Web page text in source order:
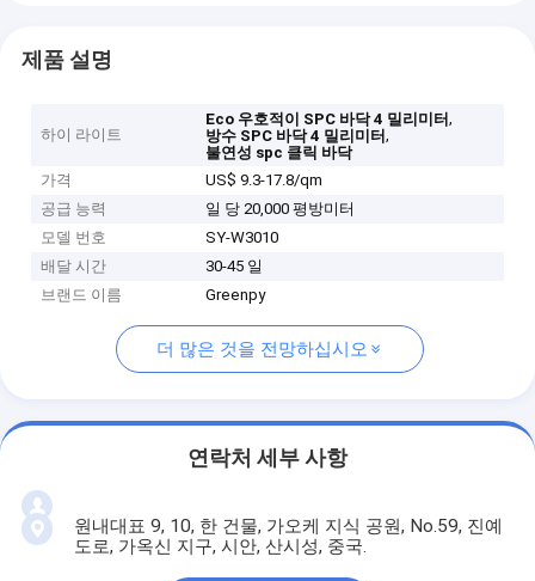
제품 설명
하이 라이트
Eco 우호적이 SPC 바닥 4 밀리미터,
방수 SPC 바닥 4 밀리미터,
불연성 spc 클릭 바닥
가격
US$ 9.3-17.8/qm
공급 능력
일 당 20,000 평방미터
모델 번호
SY-W3010
배달 시간
30-45 일
브랜드 이름
Greenpy
더 많은 것을 전망하십시오
연락처 세부 사항
원내대표 9, 10, 한 건물, 가오케 지식 공원, No.59, 진예
도로, 가옥신 지구, 시안, 산시성, 중국.